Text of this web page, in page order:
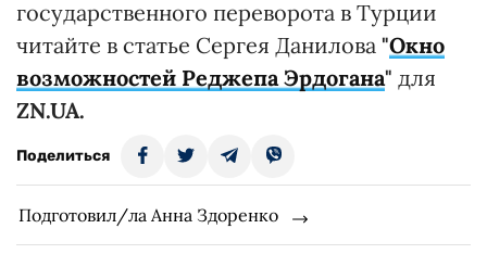
государственного переворота в Турции
читайте в статье Сергея Данилова "Окно
возможностей Реджепа Эрдогана" для
ZN.UA.
Поделиться
Подготовил/ла Анна Здоренко